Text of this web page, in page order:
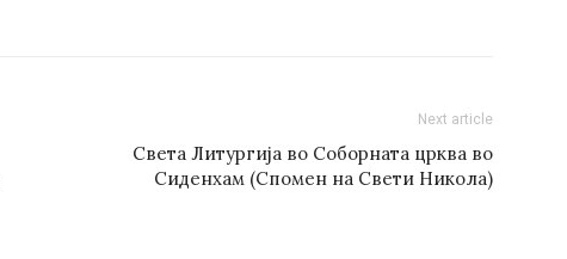
Next article
Света Литургија во Соборната црква во
Сиденхам (Спомен на Свети Никола)